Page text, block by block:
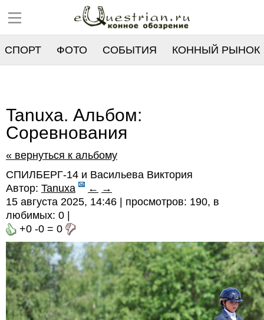
СПОРТ ФОТО СОБЫТИЯ КОННЫЙ РЫНОК
Tanuxa. Альбом:
Соревнования
« вернуться к альбому
СПИЛБЕРГ-14 и Васильева Виктория
Автор: Tanuxa ← →
15 августа 2025, 14:46 | просмотров: 190, в
любимых: 0
+0 -0 = 0